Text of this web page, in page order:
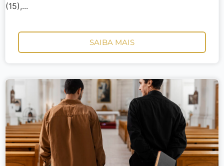
(15),...
SAIBA MAIS